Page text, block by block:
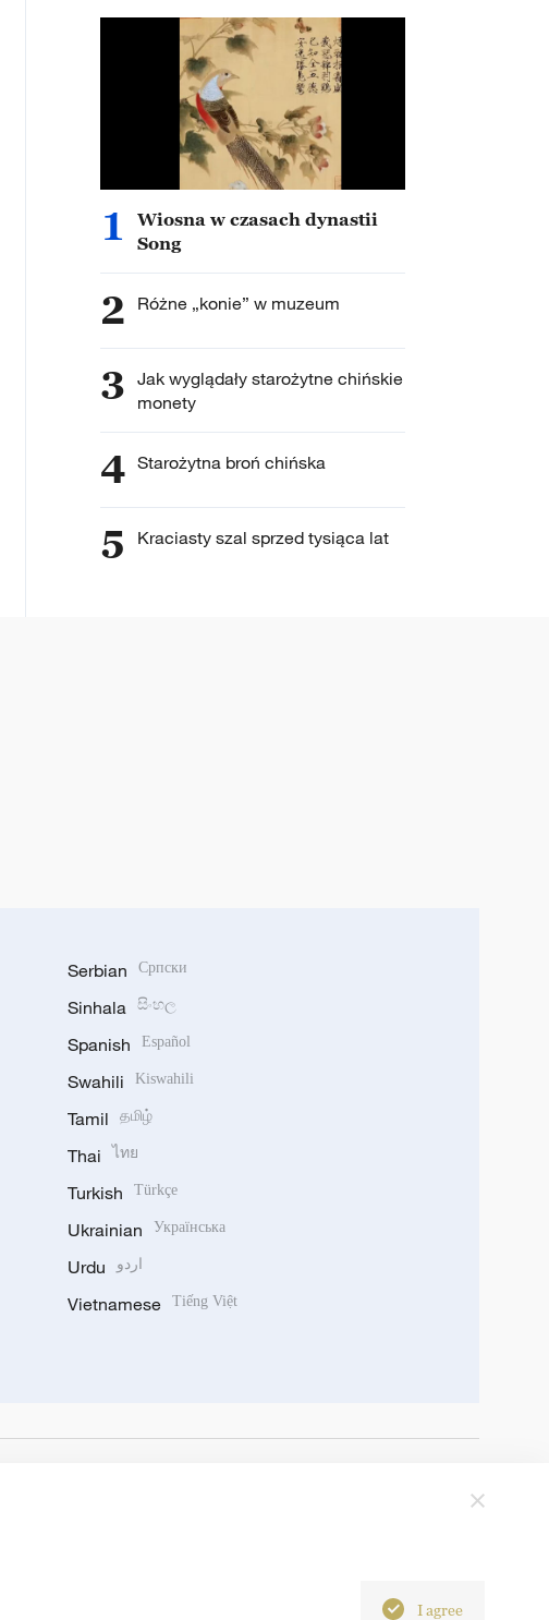
1
Wiosna w czasach dynastii
Song
2 Różne „konie” w muzeum
3 Jak wyglądały starożytne chińskie
monety
4 Starożytna broń chińska
5 Kraciasty szal sprzed tysiąca lat
Serbian Српски
Sinhala සිංහල
Spanish Español
Swahili Kiswahili
Tamil தமிழ்
Thai ไทย
Turkish Türkçe
Ukrainian Українська
Urdu اردو
Vietnamese Tiếng Việt
I agree